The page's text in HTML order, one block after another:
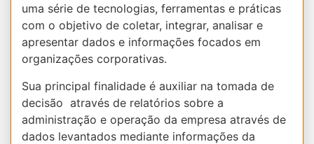
uma série de tecnologias, ferramentas e práticas
com o objetivo de coletar, integrar, analisar e
apresentar dados e informações focados em
organizações corporativas.
Sua principal finalidade é auxiliar na tomada de
decisão através de relatórios sobre a
administração e operação da empresa através de
dados levantados mediante informações da